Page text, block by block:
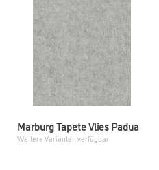
Marburg Tapete Vlies Padua
Weitere Varianten verfügbar